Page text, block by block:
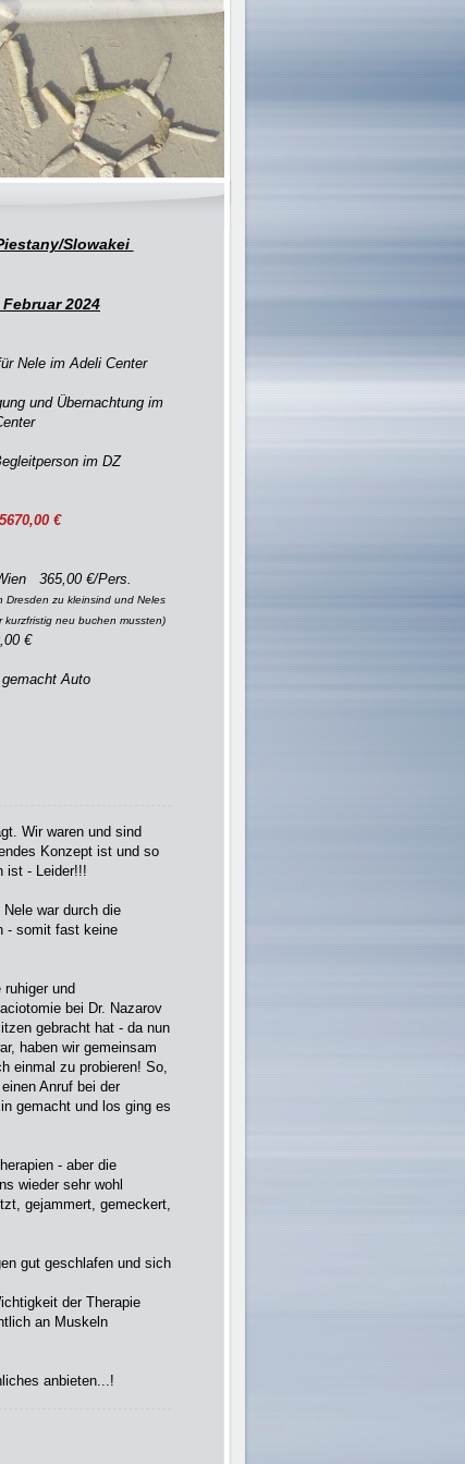
Slowakei
2024
Nele im Adeli Center
und Übernachtung im
im DZ
5670,00 €
365,00 €/Pers.
Dresden zu kleinsind und Neles
neu buchen mussten)
€
Auto
Wir waren und sind
Konzept ist und so
ist - Leider!!!
war durch die
- somit fast keine
und
bei Dr. Nazarov
gebracht hat - da nun
haben wir gemeinsam
einmal zu probieren! So,
Anruf bei der
gemacht und los ging es
- aber die
wieder sehr wohl
gejammert, gemeckert,
gut geschlafen und sich
der Therapie
an Muskeln
anbieten...!